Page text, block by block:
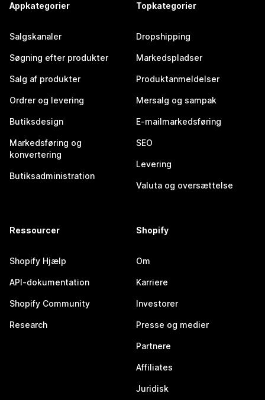
Appkategorier
Salgskanaler
Søgning efter produkter
Salg af produkter
Ordrer og levering
Butiksdesign
Markedsføring og
konvertering
Butiksadministration
Topkategorier
Dropshipping
Markedspladser
Produktanmeldelser
Mersalg og sampak
E-mailmarkedsføring
SEO
Levering
Valuta og oversættelse
Ressourcer
Shopify Hjælp
API-dokumentation
Shopify Community
Research
Shopify
Om
Karriere
Investorer
Presse og medier
Partnere
Affiliates
Juridisk